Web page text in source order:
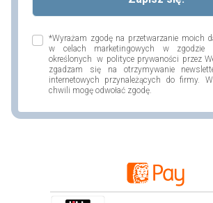
*Wyrażam zgodę na przetwarzanie moich
w celach marketingowych w zgodzie
określonych w polityce prywaności przez
zgadzam się na otrzymywanie
internetowych przynależących do firmy.
chwili mogę odwołać zgodę.